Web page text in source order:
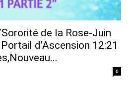
de la Rose-Juin
d’Ascension 12:21
0